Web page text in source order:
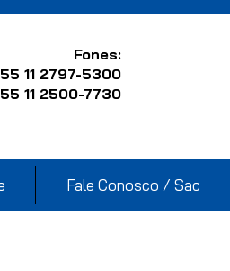
Fones:
11 2797-5300
11 2500-7730
Fale Conosco / Sac